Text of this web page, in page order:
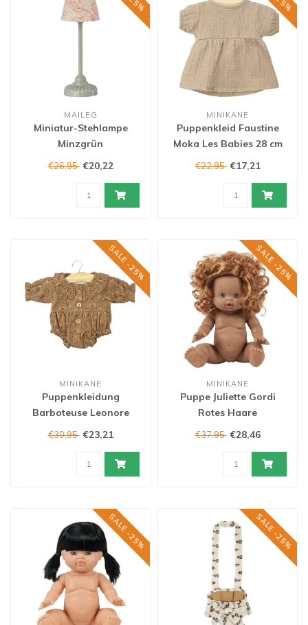
MAILEG
Miniatur-Stehlampe
Minzgrün
€26,95 €20,22
MINIKANE
Puppenkleid Faustine
Moka Les Babies 28 cm
€22,95 €17,21
SALE -25%
MINIKANE
Puppenkleidung
Barboteuse Leonore
€30,95 €23,21
SALE -25%
MINIKANE
Puppe Juliette Gordi
Rotes Haare
€37,95 €28,46
SALE -25% SALE -25%